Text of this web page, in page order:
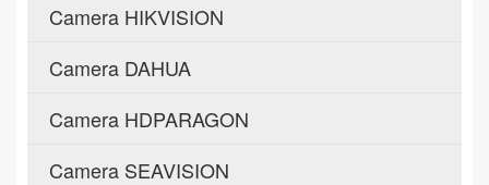
Camera HIKVISION
Camera DAHUA
Camera HDPARAGON
Camera SEAVISION